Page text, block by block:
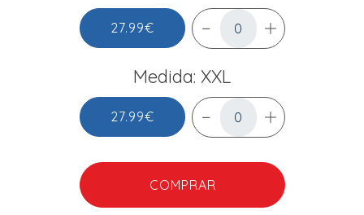
27.99€
Medida: XXL
27.99€
COMPRAR